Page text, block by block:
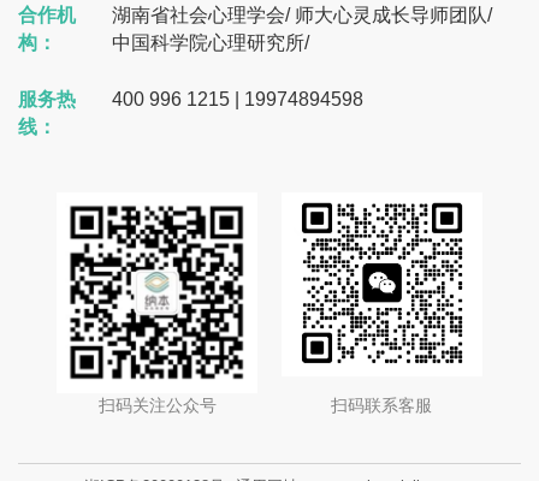
合作机
构：
湖南省社会心理学会/ 师大心灵成长导师团队/
中国科学院心理研究所/
服务热
线：
400 996 1215 | 19974894598
扫码关注公众号 扫码联系客服